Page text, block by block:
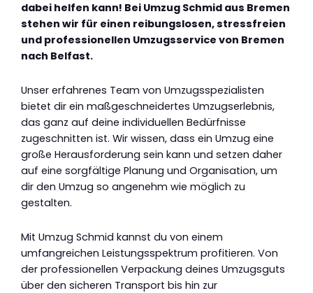
dabei helfen kann! Bei Umzug Schmid aus Bremen
stehen wir für einen reibungslosen, stressfreien
und professionellen Umzugsservice von Bremen
nach Belfast.
Unser erfahrenes Team von Umzugsspezialisten
bietet dir ein maßgeschneidertes Umzugserlebnis,
das ganz auf deine individuellen Bedürfnisse
zugeschnitten ist. Wir wissen, dass ein Umzug eine
große Herausforderung sein kann und setzen daher
auf eine sorgfältige Planung und Organisation, um
dir den Umzug so angenehm wie möglich zu
gestalten.
Mit Umzug Schmid kannst du von einem
umfangreichen Leistungsspektrum profitieren. Von
der professionellen Verpackung deines Umzugsguts
über den sicheren Transport bis hin zur